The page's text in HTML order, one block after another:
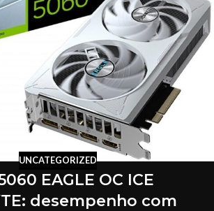
UNCATEGORIZED
EAGLE OC ICE
desempenho com